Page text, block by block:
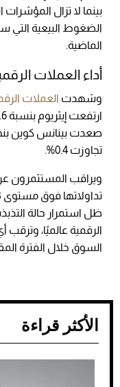
بينما لا تزال المؤشرات
الضغوط البيعية التي
الماضية.
أداء العملات
وشهدت العملات
تجاوزت 0.4%.
ويراقب المستثمرون
ظل استمرار حالة
الرقمية عالميًا،
السوق خلال الفترة
الأكثر قراءة